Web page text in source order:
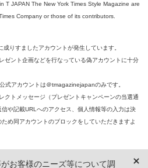
T JAPAN The New York Times Style Magazine are
Company or those of its contributors.
りすましたアカウントが発生しています。
ゼント企画などを行なっている偽アカウントに十分
式アカウントは＠tmagazinejapanのみです。
クトメッセージ（プレゼントキャンペーンの当選通
や記載URLへのアクセス、個人情報等の入力は決
め同アカウントのブロックをしていただきますよ
価格」で表示しています。ただし、2021年3月18日以前に公開し
お客様のニーズ等について調